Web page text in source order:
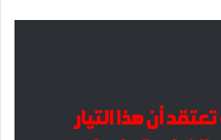
أن هذا التيار